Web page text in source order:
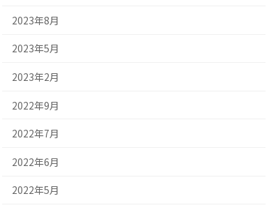
2023年8月
2023年5月
2023年2月
2022年9月
2022年7月
2022年6月
2022年5月